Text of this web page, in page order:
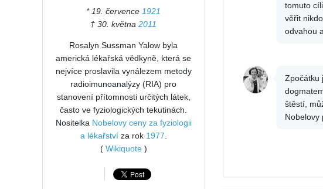
* 19. července 1921
† 30. května2011
Rosalyn Sussman Yalow byla
americká lékařská vědkyně, která se
nejvíce proslavila vynálezem metody
radioimunoanalýzy (RIA) pro
stanovení přítomnosti určitých látek,
často ve fyziologických tekutinách.
Nositelka Nobelovy ceny za fyziologii
a lékařstvíza rok 1977
( Wikiquote)
tomuto
věřit
odvahou
Zpočátku
štěstí,
Nobelovy